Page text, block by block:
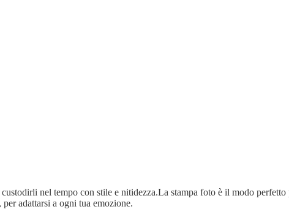
nel tempo con stile e nitidezza.La stampa foto è il modo
adattarsi a ogni tua emozione.